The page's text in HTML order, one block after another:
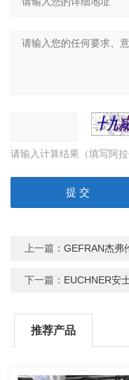
请输入计算结果（填写阿
上一篇：GEFRAN杰弗
下一篇： EUCHNER安
推荐产品